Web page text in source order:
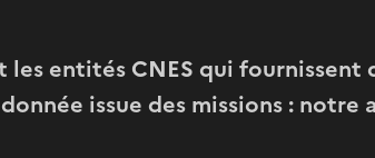
les entités CNES qui fournissent
issue des missions : notre